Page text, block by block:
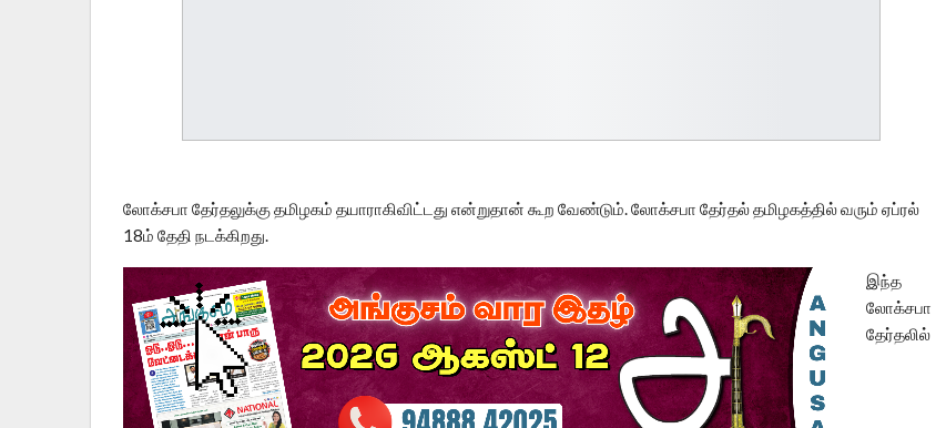
லோக்சபா தேர்தலுக்கு தமிழகம் தயாராகிவிட்டது என்றுதான் கூற வேண்டும். லோக்சபா தேர்தல் தமிழகத்தில் வரும் ஏப்ரல்
18ம் தேதி நடக்கிறது.
இந்த
லோக்சபா
தேர்தலில்